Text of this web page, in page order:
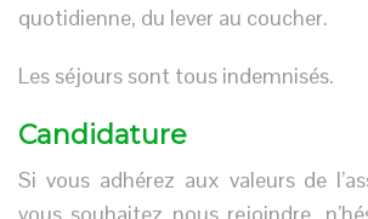
quotidienne, du lever au coucher.
Les séjours sont tous indemnisés.
Candidature
Si vous adhérez aux valeurs de